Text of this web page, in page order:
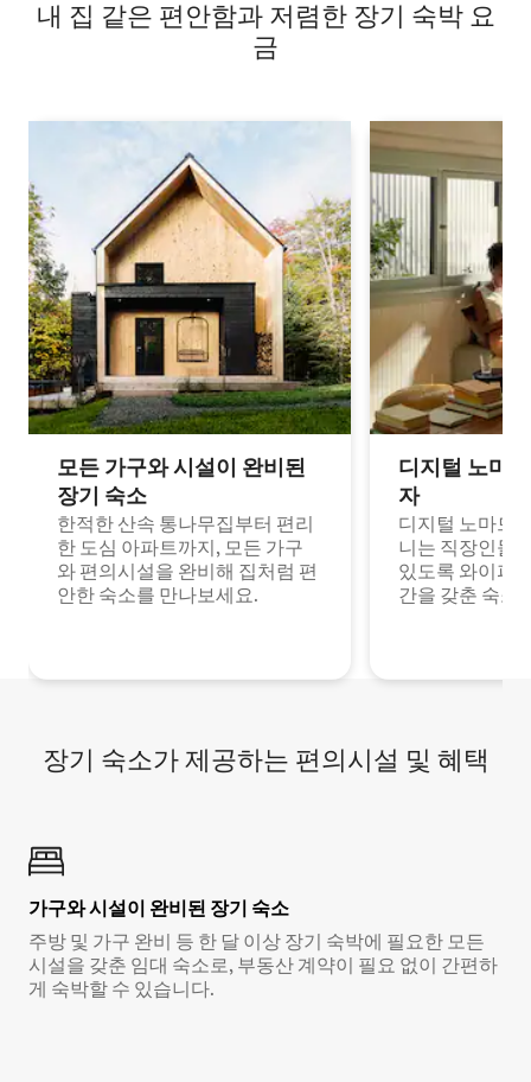
내 집 같은 편안함과 저렴한 장기 숙박 요
금
모든 가구와 시설이 완비된
장기 숙소
한적한 산속 통나무집부터 편리
한 도심 아파트까지, 모든 가구
와 편의시설을 완비해 집처럼 편
안한 숙소를 만나보세요.
디지털 노마
자
디지털 노마드
니는 직장인들
있도록 와이파
간을 갖춘 숙소
장기 숙소가 제공하는 편의시설 및 혜택
가구와 시설이 완비된 장기 숙소
주방 및 가구 완비 등 한 달 이상 장기 숙박에 필요한 모든
시설을 갖춘 임대 숙소로, 부동산 계약이 필요 없이 간편하
게 숙박할 수 있습니다.